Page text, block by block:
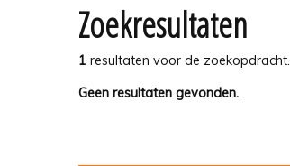
Zoekresultaten
1 resultaten voor de zoekopdracht.
Geen resultaten gevonden.